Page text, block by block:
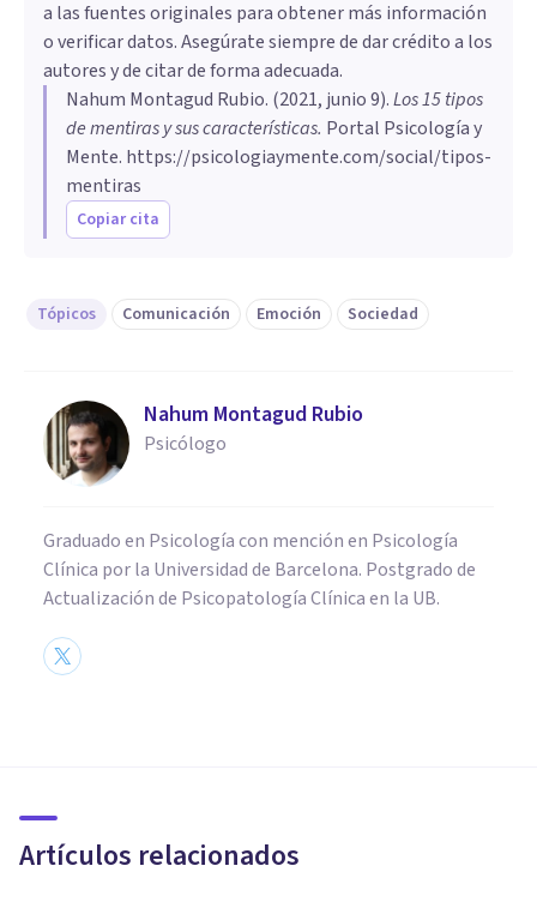
a las fuentes originales para obtener más información
o verificar datos. Asegúrate siempre de dar crédito a los
autores y de citar de forma adecuada.
Nahum Montagud Rubio. (2021, junio 9).Los 15 tipos
de mentiras y sus características. Portal Psicología y
Mente. https://psicologiaymente.com/social/tipos-
mentiras
Copiar cita
Tópicos Comunicación Emoción Sociedad
Nahum Montagud Rubio
Psicólogo
Graduado en Psicología con mención en Psicología
Clínica por la Universidad de Barcelona. Postgrado de
Actualización de Psicopatología Clínica en la UB.
Artículos relacionados
personas, en 5 pasos